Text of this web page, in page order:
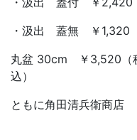
・汲出 蓋無 ￥1,320（
丸盆 30cm ￥3,520（
込）
ともに角田清兵衛商店